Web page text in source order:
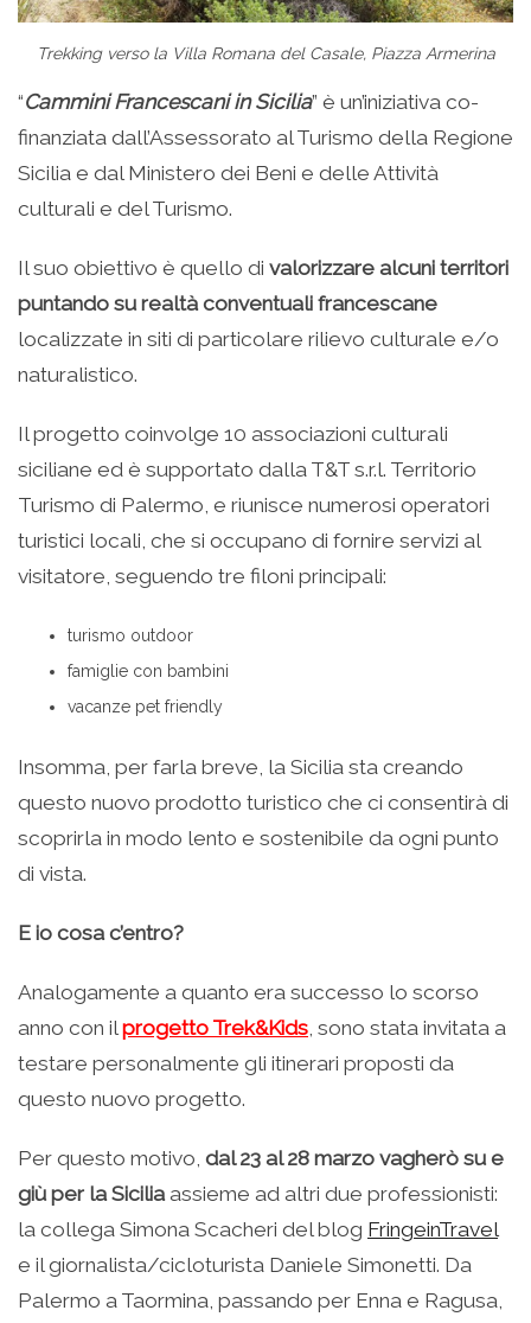
Trekking verso la Villa Romana del Casale, Piazza Armerina
“Cammini Francescani in Sicilia” è un’iniziativa co-
finanziata dall’Assessorato al Turismo della Regione
Sicilia e dal Ministero dei Beni e delle Attività
culturali e del Turismo.
Il suo obiettivo è quello di valorizzare alcuni territori
puntando su realtà conventuali francescane
localizzate in siti di particolare rilievo culturale e/o
naturalistico.
Il progetto coinvolge 10 associazioni culturali
siciliane ed è supportato dalla T&T s.r.l. Territorio
Turismo di Palermo, e riunisce numerosi operatori
turistici locali, che si occupano di fornire servizi al
visitatore, seguendo tre filoni principali:
turismo outdoor
famiglie con bambini
vacanze pet friendly
Insomma, per farla breve, la Sicilia sta creando
questo nuovo prodotto turistico che ci consentirà di
scoprirla in modo lento e sostenibile da ogni punto
di vista.
E io cosa c’entro?
Analogamente a quanto era successo lo scorso
anno con ilprogetto Trek&Kids, sono stata invitata a
testare personalmente gli itinerari proposti da
questo nuovo progetto.
Per questo motivo, dal 23 al 28 marzo vagherò su e
giù per la Siciliaassieme ad altri due professionisti:
la collega Simona Scacheri del blog FringeinTravel
e il giornalista/cicloturista Daniele Simonetti. Da
Palermo a Taormina, passando per Enna e Ragusa,